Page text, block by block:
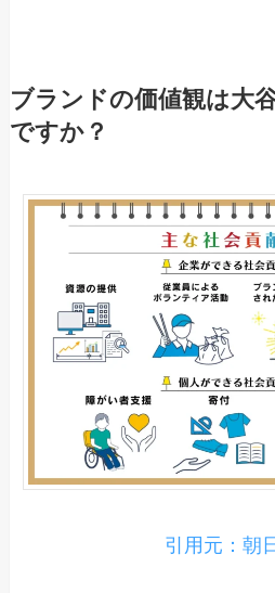
ブランドの価値観は大
ですか？
引用元：朝